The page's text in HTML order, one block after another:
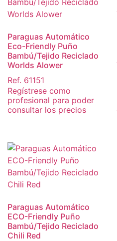
Paraguas Automático
Eco-Friendly Puño
Bambú/Tejido Reciclado
Worlds Alower
Ref. 61151
Regístrese como
profesional para poder
consultar los precios
Paraguas Automático
ECO-Friendly Puño
Bambú/Tejido Reciclado
Chili Red